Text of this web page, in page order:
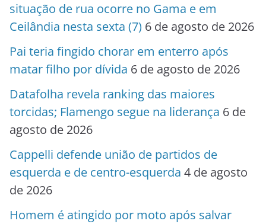
situação de rua ocorre no Gama e em
Ceilândia nesta sexta (7) 6 de agosto de 2026
Pai teria fingido chorar em enterro após
matar filho por dívida 6 de agosto de 2026
Datafolha revela ranking das maiores
torcidas; Flamengo segue na liderança 6 de
agosto de 2026
Cappelli defende união de partidos de
esquerda e de centro-esquerda 4 de agosto
de 2026
Homem é atingido por moto após salvar